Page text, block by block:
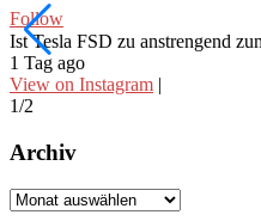
Follow
Ist Tesla FSD zu anstrengend
1 Tag ago
View on Instagram |
1/2
Archiv
Archiv